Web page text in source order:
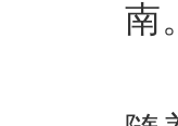
南。